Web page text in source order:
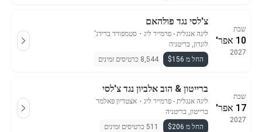
שבת
10 אפר'
2027
צ'לסי נגד פולהאם
ליגה אנגלית - פרמייר ליג ・ סטמפורד ברידג'
לונדון, בריטניה
החל מ $156
8,544 כרטיסים זמינים
שבת
17 אפר'
2027
ברייטון & הוב אלביון נגד צ'לסי
ליגה אנגלית - פרמייר ליג ・ אצטדיון פאלמר
ברייטון, בריטניה
החל מ $206
511 כרטיסים זמינים